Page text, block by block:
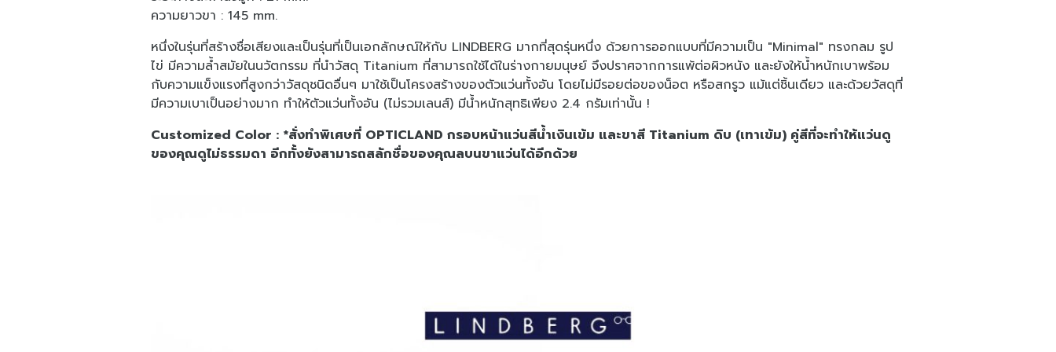
ความยาวขา : 145 mm.
หนึ่งในรุ่นที่สร้างชื่อเสียงและเป็นรุ่นที่เป็นเอกลักษณ์ให้กับ LINDBERG มากที่สุดรุ่นหนึ่ง ด้วยการออกแบบที่มีความเป็น "Minimal" ทรงกลม รูป
ไข่ มีความล้ำสมัยในนวัตกรรม ที่นำวัสดุ Titanium ที่สามารถใช้ได้ในร่างกายมนุษย์ จึงปราศจากการแพ้ต่อผิวหนัง และยังให้น้ำหนักเบาพร้อม
กับความแข็งแรงที่สูงกว่าวัสดุชนิดอื่นๆ มาใช้เป็นโครงสร้างของตัวแว่นทั้งอัน โดยไม่มีรอยต่อของน็อต หรือสกรูว แม้แต่ชิ้นเดียว และด้วยวัสดุที่
มีความเบาเป็นอย่างมาก ทำให้ตัวแว่นทั้งอัน (ไม่รวมเลนส์) มีน้ำหนักสุทธิเพียง 2.4 กรัมเท่านั้น !
Customized Color : *สั่งทำพิเศษที่ OPTICLAND กรอบหน้าแว่นสีน้ำเงินเข้ม และขาสี Titanium ดิบ (เทาเข้ม) คู่สีที่จะทำให้แว่นดู
ของคุณดูไม่ธรรมดา อีกทั้งยังสามารถสลักชื่อของคุณลบนขาแว่นได้อีกด้วย